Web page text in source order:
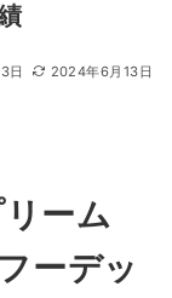
日 2024年6月13日
リーム
ーデッ